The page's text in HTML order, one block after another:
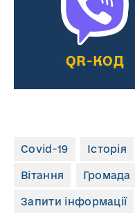
QR-КОД
Covid-19 Історія
Вітання Громада
Запити інформації